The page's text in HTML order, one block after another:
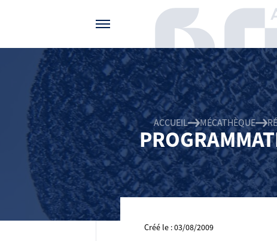
ACCUEIL MÉCATHÈQUE
Créé le : 03/08/2009